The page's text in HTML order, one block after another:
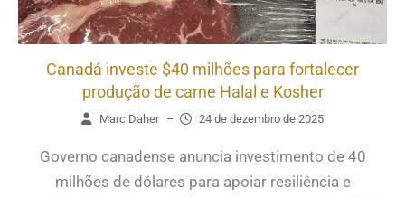
Canadá investe $40 milhões para fortalecer
produção de carne Halal e Kosher
Marc Daher – 24 de dezembro de 2025
Governo canadense anuncia investimento de 40
milhões de dólares para apoiar resiliência e